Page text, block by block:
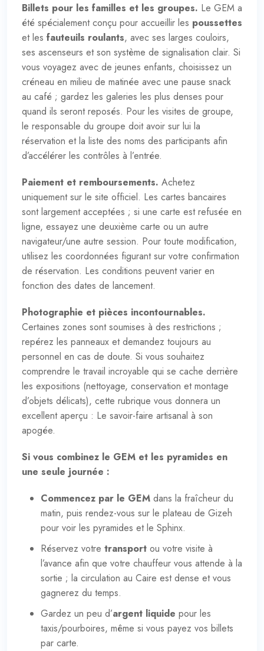
Billets pour les familles et les groupes. Le GEM a
été spécialement conçu pour accueillir les poussettes
et les fauteuils roulants, avec ses larges couloirs,
ses ascenseurs et son système de signalisation clair. Si
vous voyagez avec de jeunes enfants, choisissez un
créneau en milieu de matinée avec une pause snack
au café ; gardez les galeries les plus denses pour
quand ils seront reposés. Pour les visites de groupe,
le responsable du groupe doit avoir sur lui la
réservation et la liste des noms des participants afin
d’accélérer les contrôles à l’entrée.
Paiement et remboursements. Achetez
uniquement sur le site officiel. Les cartes bancaires
sont largement acceptées ; si une carte est refusée en
ligne, essayez une deuxième carte ou un autre
navigateur/une autre session. Pour toute modification,
utilisez les coordonnées figurant sur votre confirmation
de réservation. Les conditions peuvent varier en
fonction des dates de lancement.
Photographie et pièces incontournables.
Certaines zones sont soumises à des restrictions ;
repérez les panneaux et demandez toujours au
personnel en cas de doute. Si vous souhaitez
comprendre le travail incroyable qui se cache derrière
les expositions (nettoyage, conservation et montage
d’objets délicats), cette rubrique vous donnera un
excellent aperçu : Le savoir-faire artisanal à son
apogée.
Si vous combinez le GEM et les pyramides en
une seule journée :
Commencez par le GEM dans la fraîcheur du
matin, puis rendez-vous sur le plateau de Gizeh
pour voir les pyramides et le Sphinx.
Réservez votre transport ou votre visite à
l’avance afin que votre chauffeur vous attende à la
sortie ; la circulation au Caire est dense et vous
gagnerez du temps.
Gardez un peu d’argent liquide pour les
taxis/pourboires, même si vous payez vos billets
par carte.